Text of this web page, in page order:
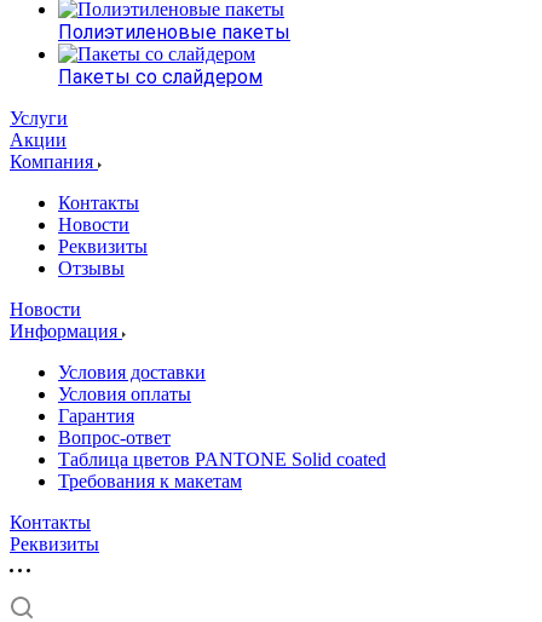
Полиэтиленовые пакеты
Пакеты со слайдером
Услуги
Акции
Компания
Контакты
Новости
Реквизиты
Отзывы
Новости
Информация
Условия доставки
Условия оплаты
Гарантия
Вопрос-ответ
Таблица цветов PANTONE Solid coated
Требования к макетам
Контакты
Реквизиты